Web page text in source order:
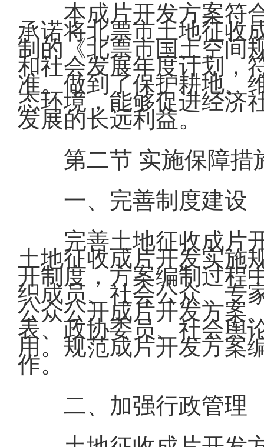
本成片开发方案符
承诺将北票市土地征收
制的《北票市国土空间
和社会发展年度计划，
准。做到了保护耕地、
态环境，能够促进经济
发展的长远利益。
第二节 实施保障措
一、完善制度建设
完善土地征收成片
土地征收成片开发实施
开制度，方案编制过程
织成员、社会公众、专
公众公开成片开发方案
表、政协委员、社会舆
用。规范成片开发方案
作。
二、加强行政管理